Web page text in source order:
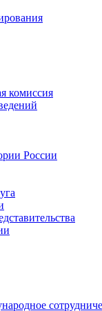
комиссия
России